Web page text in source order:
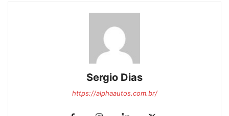
Sergio Dias
https://alphaautos.com.br/